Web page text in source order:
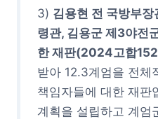
3) 김용현 전 국방부
령관, 김용군 제3야전
한 재판(2024고합
받아 12.3계엄을 전체
책임자들에 대한 재판
계획을 설립하고 계엄